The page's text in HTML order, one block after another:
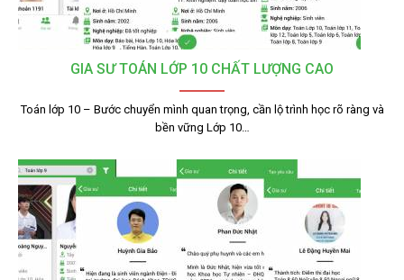
GIA SƯ TOÁN LỚP 10 CHẤT LƯỢNG CAO
Toán lớp 10 – Bước chuyển mình quan trọng, cần lộ trình học rõ ràng và
bền vững Lớp 10…